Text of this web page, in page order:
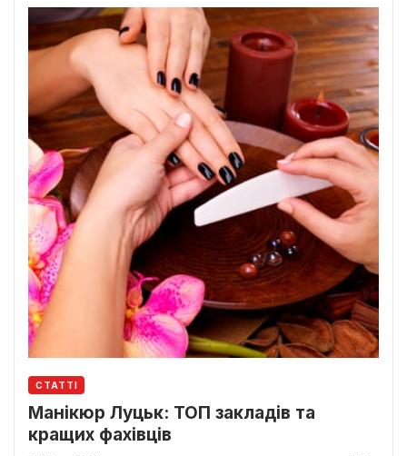
СТАТТІ
Манікюр Луцьк: ТОП закладів та
кращих фахівців